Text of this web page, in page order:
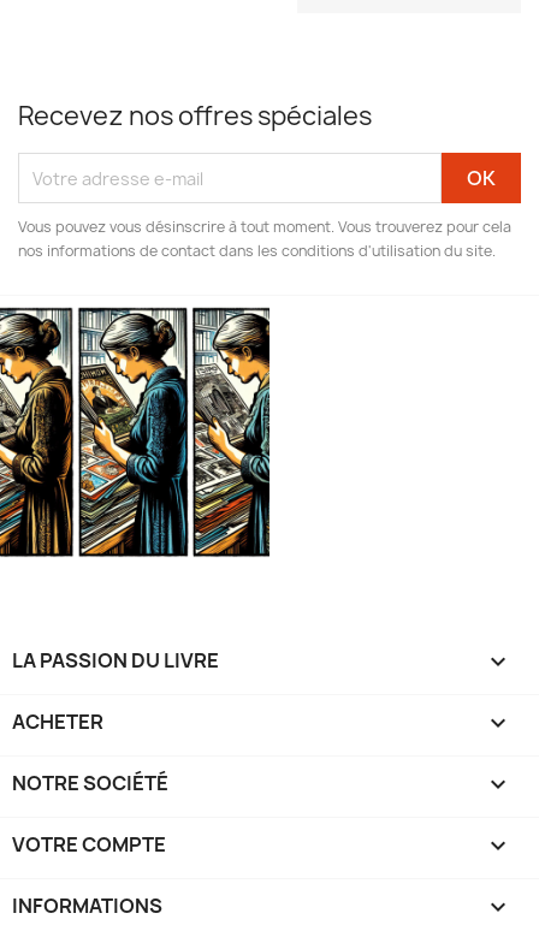
Recevez nos offres spéciales
Vous pouvez vous désinscrire à tout moment. Vous trouverez pour cela
nos informations de contact dans les conditions d'utilisation du site.
LA PASSION DU LIVRE 
ACHETER 
NOTRE SOCIÉTÉ 
VOTRE COMPTE 
INFORMATIONS keyboard_arrow_down